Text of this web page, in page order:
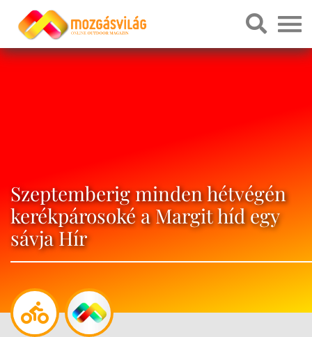
Szeptemberig minden hétvégén
kerékpárosoké a Margit híd egy
sávja Hír